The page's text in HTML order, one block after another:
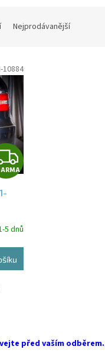
Nejprodávanější
Z
D
R
5 dnů
10884
před vaším odběrem.